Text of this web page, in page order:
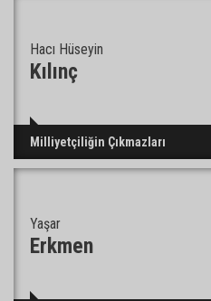
Otoyolda
“Hırsız
Müzeyyen
olarak
95
Kızı
Hacı Hüseyin
Kılınç
Milliyetçiliğin Çıkmazları
Yaşar
Erkmen